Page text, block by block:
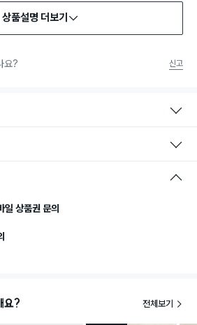
품위생법에서 정한 규격에 따라 제조되어 식품 또
에 사용할 수 있는 식품용기구라는 표시입니다.
상품설명 더보기
요? 신고
상품권 문의
요? 전체보기